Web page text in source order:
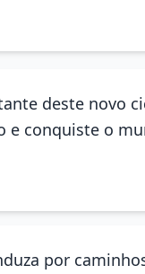
deste novo
e conquiste o
por